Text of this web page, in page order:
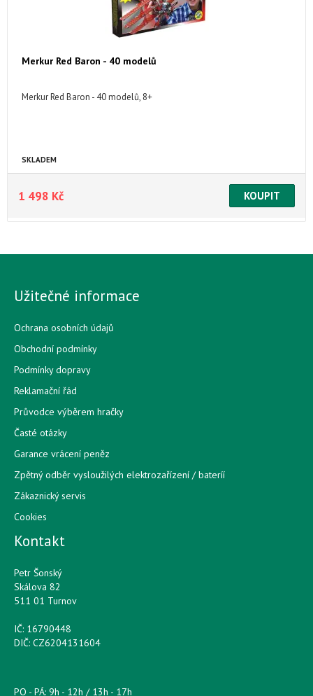
Merkur Red Baron - 40 modelů
Merkur Red Baron - 40 modelů, 8+
SKLADEM
1 498 Kč
Užitečné informace
Ochrana osobních údajů
Obchodní podmínky
Podmínky dopravy
Reklamační řád
Průvodce výběrem hračky
Časté otázky
Garance vrácení peněz
Zpětný odběr vysloužilých elektrozařízení / bateríí
Zákaznický servis
Cookies
Kontakt
Petr Šonský
Skálova 82
511 01 Turnov
IČ: 16790448
DIČ: CZ6204131604
PO - PÁ: 9h - 12h / 13h - 17h